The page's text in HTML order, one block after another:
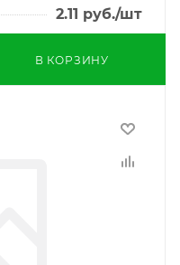
2.11 руб./шт
В КОРЗИНУ